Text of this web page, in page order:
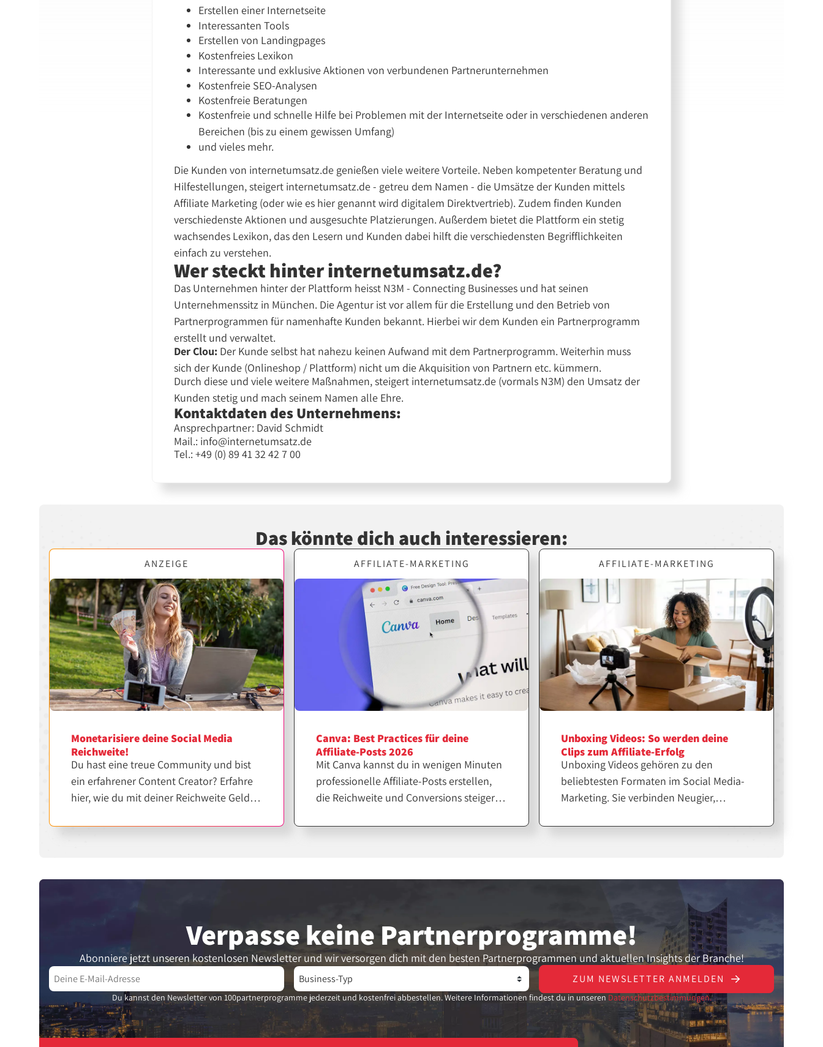
Erstellen einer Internetseite
Interessanten Tools
Erstellen von Landingpages
Kostenfreies Lexikon
Interessante und exklusive Aktionen von verbundenen Partnerunternehmen
Kostenfreie SEO-Analysen
Kostenfreie Beratungen
Kostenfreie und schnelle Hilfe bei Problemen mit der Internetseite oder in verschiedenen anderen
Bereichen (bis zu einem gewissen Umfang)
und vieles mehr.
Die Kunden von internetumsatz.de genießen viele weitere Vorteile. Neben kompetenter Beratung und
Hilfestellungen, steigert internetumsatz.de - getreu dem Namen - die Umsätze der Kunden mittels
Affiliate Marketing (oder wie es hier genannt wird digitalem Direktvertrieb). Zudem finden Kunden
verschiedenste Aktionen und ausgesuchte Platzierungen. Außerdem bietet die Plattform ein stetig
wachsendes Lexikon, das den Lesern und Kunden dabei hilft die verschiedensten Begrifflichkeiten
einfach zu verstehen.
Wer steckt hinter internetumsatz.de?
Das Unternehmen hinter der Plattform heisst N3M - Connecting Businesses und hat seinen
Unternehmenssitz in München. Die Agentur ist vor allem für die Erstellung und den Betrieb von
Partnerprogrammen für namenhafte Kunden bekannt. Hierbei wir dem Kunden ein Partnerprogramm
erstellt und verwaltet.
Der Clou: Der Kunde selbst hat nahezu keinen Aufwand mit dem Partnerprogramm. Weiterhin muss
sich der Kunde (Onlineshop / Plattform) nicht um die Akquisition von Partnern etc. kümmern.
Durch diese und viele weitere Maßnahmen, steigert internetumsatz.de (vormals N3M) den Umsatz der
Kunden stetig und mach seinem Namen alle Ehre.
Kontaktdaten des Unternehmens:
Ansprechpartner: David Schmidt
Mail.: info@internetumsatz.de
Tel.: +49 (0) 89 41 32 42 7 00
Das könnte dich auch interessieren:
ANZEIGE
Monetarisiere deine Social Media
Reichweite!
Du hast eine treue Community und bist
ein erfahrener Content Creator? Erfahre
hier, wie du mit deiner Reichweite Geld
AFFILIATE-MARKETING
Canva: Best Practices für deine
Affiliate-Posts 2026
Mit Canva kannst du in wenigen Minuten
professionelle Affiliate-Posts erstellen,
die Reichweite und Conversions steigern.
Design, sondern die richtige Strategie
einsetzt.
AFFILIATE-MARKETING
Unboxing Videos: So werden deine
Clips zum Affiliate-Erfolg
Unboxing Videos gehören zu den
beliebtesten Formaten im Social Media-
Marketing. Sie verbinden Neugier,
Für Affiliates und Creator sind sie eine
Verpasse keine Partner­programme!
Abonniere jetzt unseren kostenlosen Newsletter und wir versorgen dich mit den besten Partnerprogrammen und aktuellen Insights der Branche!
ZUM NEWSLETTER ANMELDEN
Du kannst den Newsletter von 100partnerprogramme jederzeit und kostenfrei abbestellen. Weitere Informationen findest du in unseren Datenschutzbestimmungen.